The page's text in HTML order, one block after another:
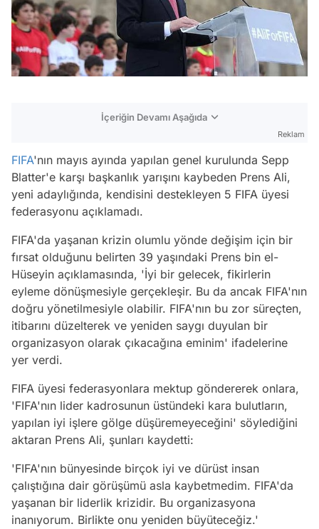
İçeriğin Devamı Aşağıda
Reklam
FIFA'nın mayıs ayında yapılan genel kurulunda Sepp
Blatter'e karşı başkanlık yarışını kaybeden Prens Ali,
yeni adaylığında, kendisini destekleyen 5 FIFA üyesi
federasyonu açıklamadı.
FIFA'da yaşanan krizin olumlu yönde değişim için bir
fırsat olduğunu belirten 39 yaşındaki Prens bin el-
Hüseyin açıklamasında, 'İyi bir gelecek, fikirlerin
eyleme dönüşmesiyle gerçekleşir. Bu da ancak FIFA'nın
doğru yönetilmesiyle olabilir. FIFA'nın bu zor süreçten,
itibarını düzelterek ve yeniden saygı duyulan bir
organizasyon olarak çıkacağına eminim' ifadelerine
yer verdi.
FIFA üyesi federasyonlara mektup göndererek onlara,
'FIFA'nın lider kadrosunun üstündeki kara bulutların,
yapılan iyi işlere gölge düşüremeyeceğini' söylediğini
aktaran Prens Ali, şunları kaydetti:
'FIFA'nın bünyesinde birçok iyi ve dürüst insan
çalıştığına dair görüşümü asla kaybetmedim. FIFA'da
yaşanan bir liderlik krizidir. Bu organizasyona
inanıyorum. Birlikte onu yeniden büyüteceğiz.'